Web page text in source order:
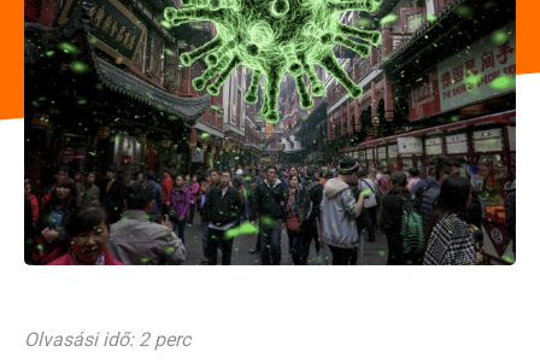
Olvasási idő: 2 perc